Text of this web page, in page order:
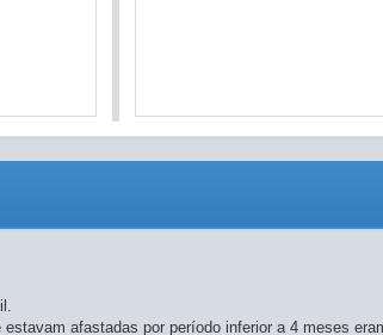
afastadas por período inferior a 4 meses